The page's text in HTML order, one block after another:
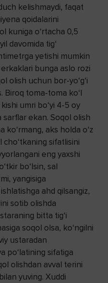
kelishmaydi, faqat
qoidalarini
kuniga o‘rtacha 0,5
davomida tig‘
yetishi mumkin
bunga aslo rozi
olish uchun bor-yo‘g‘i
Biroq toma-toma ko‘l
umri bo‘yi 4-5 oy
ekan. Soqol olish
ko‘rmang, aks holda o‘z
cho‘tkaning sifatlisini
eng yaxshi
bo‘lsin, sal
yangisiga
ahd qilsangiz,
sotib olishda
bitta tig‘i
soqol olsa, ko‘ngilni
ustaradan
po‘latining sifatiga
olishdan avval terini
yuving. Xuddi